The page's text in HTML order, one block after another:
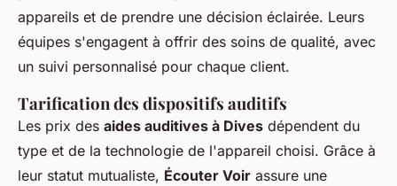
appareils et de prendre une décision éclairée. Leurs
équipes s'engagent à offrir des soins de qualité, avec
un suivi personnalisé pour chaque client.
Tarification des dispositifs auditifs
Les prix des aides auditives à Dives dépendent du
type et de la technologie de l'appareil choisi. Grâce à
leur statut mutualiste, Écouter Voir assure une